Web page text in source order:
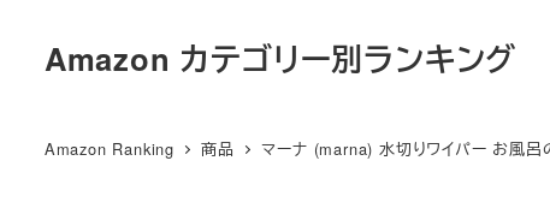
Amazon カテゴリー別ランキング
Amazon Ranking 商品 マーナ (marna) 水切りワイパー お風